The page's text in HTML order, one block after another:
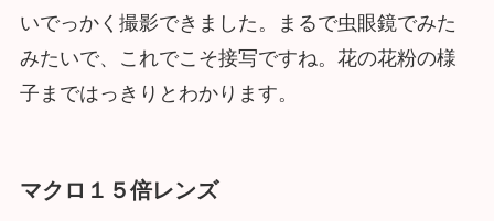
いでっかく撮影できました。まるで虫眼鏡でみた
みたいで、これでこそ接写ですね。花の花粉の様
子まではっきりとわかります。
マクロ１５倍レンズ